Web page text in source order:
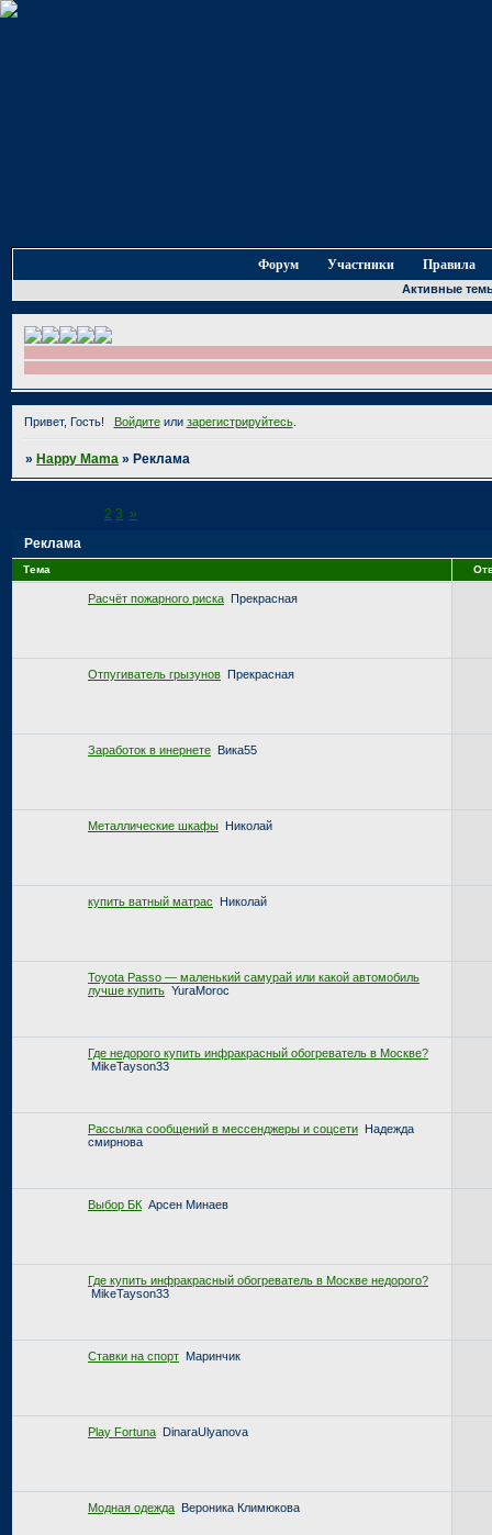
Форум Участники Правила
Активные
Привет, Гость! Войдитеили зарегистрируйтесь.
»Happy Mama »Реклама
Реклама
2 3 »
Тема
Расчёт пожарного риска Прекрасная
Отпугиватель грызунов Прекрасная
Заработок в инернете Вика55
Металлические шкафы Николай
купить ватный матрас Николай
Toyota Passo — маленький самурай или какой автомобиль
лучше купить YuraMoroc
Где недорого купить инфракрасный обогреватель в Москве?
MikeTayson33
Рассылка сообщений в мессенджеры и соцсети Надежда
смирнова
Выбор БК Арсен Минаев
Где купить инфракрасный обогреватель в Москве недорого?
MikeTayson33
Ставки на спорт Маринчик
Play Fortuna DinaraUlyanova
Модная одежда Вероника Климюкова